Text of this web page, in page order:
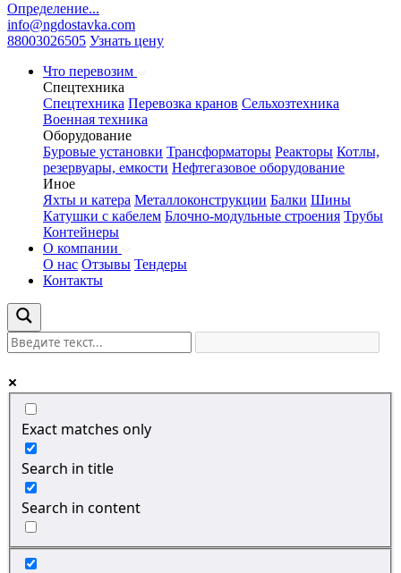
Определение...
info@ngdostavka.com
88003026505 Узнать цену
Что перевозим
Спецтехника
Спецтехника Перевозка кранов Сельхозтехника
Военная техника
Оборудование
Буровые установки Трансформаторы Реакторы Котлы,
резервуары, емкости Нефтегазовое оборудование
Иное
Яхты и катера Металлоконструкции Балки Шины
Катушки с кабелем Блочно-модульные строения Трубы
Контейнеры
О компании
О нас Отзывы Тендеры
Контакты
Exact matches only
Search in title
Search in content